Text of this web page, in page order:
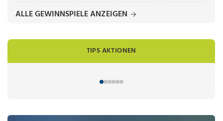
ALLE GEWINNSPIELE ANZEIGEN
TIPS AKTIONEN